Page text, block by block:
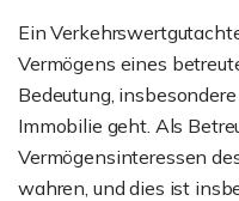
Ein
Vermögens eines
Bedeutung,
Immobilie geht. Als
Vermögensinteressen
wahren, und dies ist